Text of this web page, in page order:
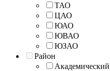
ТАО
ЦАО
ЮАО
ЮВАО
ЮЗАО
Район
Академический